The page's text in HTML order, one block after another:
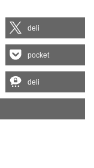
deli
pocket
deli